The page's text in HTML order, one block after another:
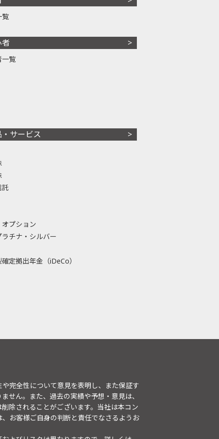
覧
一覧
サービス
託
プション
ラチナ・シルバー
定拠出年金（iDeCo）
完全性について意見を表明し、また保証す
せん。また、過去の実績や予想・意見は、
除されることがございます。当社は本コン
お客様ご自身の判断と責任でなさるようお